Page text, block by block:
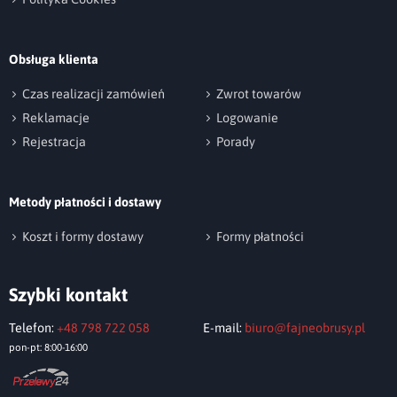
stosunek jakości do ceny.
Gramatura obrusów wynosi ok. 200 g/m
skład surowcowy to 100% poliester.
Dodatkowo zostały wykończone bardzo
delikatny chwyt tkaniny sprawia, że obrusy
certyfikat
Oeko-Tex Standard 100
Obsługa klienta
Czas realizacji zamówień
Zwrot towarów
Reklamacje
Logowanie
Rejestracja
Porady
Metody płatności i dostawy
Koszt i formy dostawy Formy płatności
Szybki kontakt
Telefon: +48 798 722 058
pon-pt: 8:00-16:00
E-mail: biuro@fajneobrusy.pl